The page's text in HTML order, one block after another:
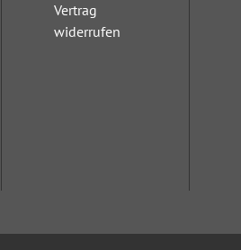
Vertrag
widerrufen